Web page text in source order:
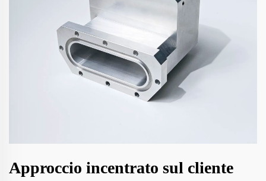
Approccio incentrato sul cliente